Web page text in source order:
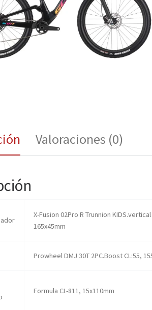
Valoraciones (0)
X-Fusion 02Pro R Trunnion
165x45mm
Prowheel DMJ 30T 2PC.Boost CL:55,
Formula CL-811, 15x110mm